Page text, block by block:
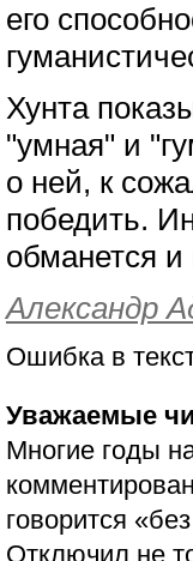
его
Хунта
"умная" и
о ней, к
победить.
обманется
Александр
Ошибка в
Уважаемые
Многие годы
говорится
Отключил не